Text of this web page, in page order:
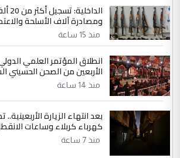
ومصادرة آلاف الأسلحة
منذ 15 ساعة
انطلاق المؤتمر العلمي
الأربعين من الصحن الحسيني
منذ 14 ساعة
بعد انتهاء الزيارة
كهرباء كربلاء وساعات
منذ 7 ساعة